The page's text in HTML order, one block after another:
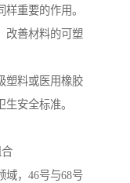
重要的作用。
改善材料的可塑
塑料或医用橡胶
安全标准。
域，46号与68号